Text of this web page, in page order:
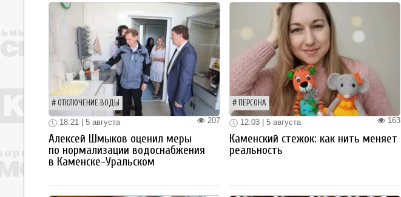
ОТКЛЮЧЕНИЕ ВОДЫ
207
18:21 | 5 августа
Алексей Шмыков оценил меры
по нормализации водоснабжения
в Каменске-Уральском
ПЕРСОНА
163
12:03 | 5 августа
Каменский стежок: как нить меняет
реальность